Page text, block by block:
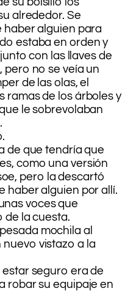
alrededor. Se
haber alguien para
estaba en orden y
con las llaves de
pero no se veía un
de las olas, el
ramas de los árboles y
le sobrevolaban
de que tendría que
como una versión
pero la descartó
haber alguien por allí.
voces que
de la cuesta.
mochila al
vistazo a la
seguro era de
robar su equipaje en